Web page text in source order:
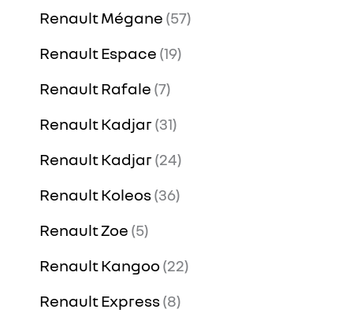
Renault Mégane 57
Renault Espace 19
Renault Rafale 7
Renault Kadjar 31
Renault Kadjar 24
Renault Koleos 36
Renault Zoe 5
Renault Kangoo 22
Renault Express 8